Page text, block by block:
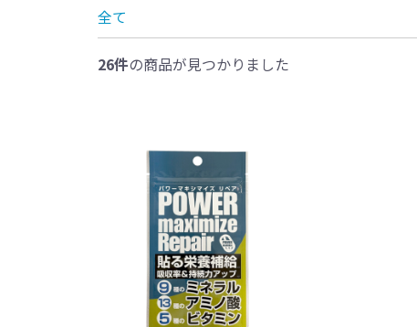
全て
26件の商品が見つかりました